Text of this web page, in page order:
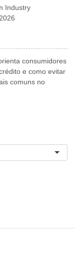
Industry
consumidores
e como evitar
comuns no